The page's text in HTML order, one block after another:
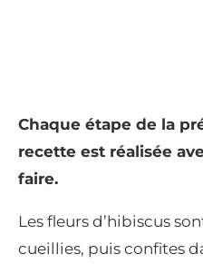
Chaque étape de la
recette est réalisée
faire.
Les fleurs d’hibiscus
cueillies, puis confites